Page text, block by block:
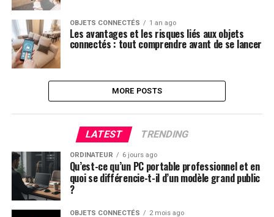
OBJETS CONNECTÉS 1 an ago
Les avantages et les risques liés aux objets
connectés : tout comprendre avant de se lancer
MORE POSTS
LATEST TRENDING
ORDINATEUR 6 jours ago
Qu’est-ce qu’un PC portable professionnel et en
quoi se différencie-t-il d’un modèle grand public
?
OBJETS CONNECTÉS 2 mois ago